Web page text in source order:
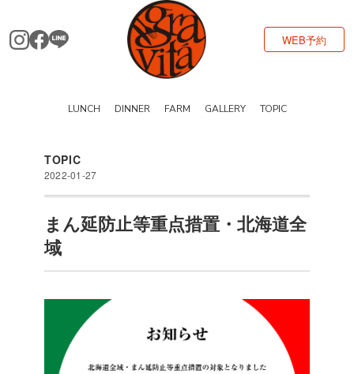
WEB予約
LUNCH DINNER FARM GALLERY TOPIC
TOPIC
2022-01-27
まん延防止等重点措置・北海道全
域